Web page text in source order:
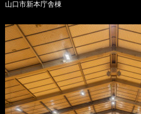
山口市新本庁舎棟